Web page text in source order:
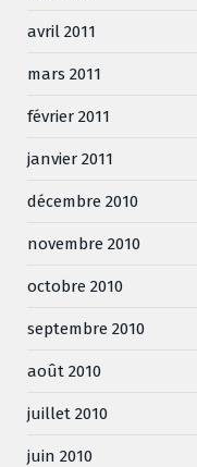
avril 2011
mars 2011
février 2011
janvier 2011
décembre 2010
novembre 2010
octobre 2010
septembre 2010
août 2010
juillet 2010
juin 2010